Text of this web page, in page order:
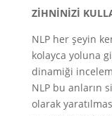
ZİHNİNİZİ
NLP her şeyin
kolayca yoluna
dinamiği
NLP bu anların
olarak